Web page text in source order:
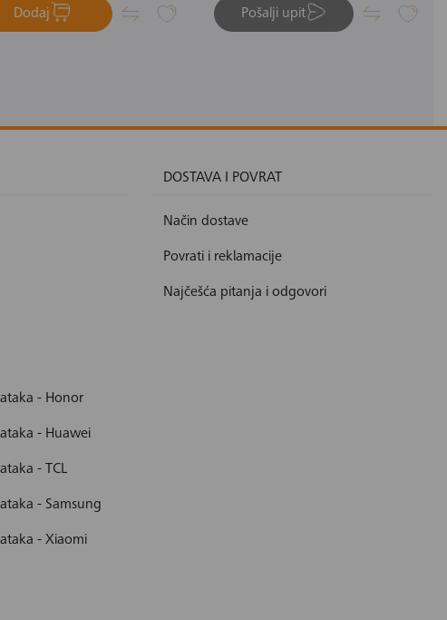
Dodaj Pošalji upit
- Honor
- Huawei
- TCL
- Samsung
- Xiaomi
DOSTAVA I POVRAT
Način dostave
Povrati i reklamacije
Najčešća pitanja i odgovori